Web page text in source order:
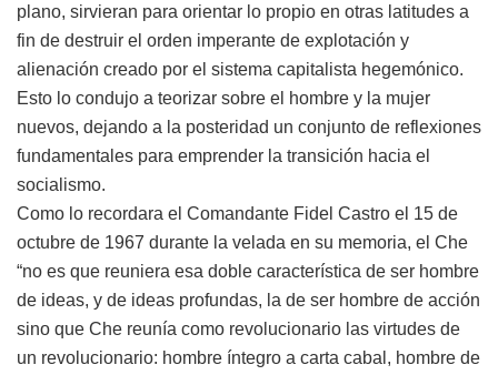
plano, sirvieran para orientar lo propio en otras latitudes a
fin de destruir el orden imperante de explotación y
alienación creado por el sistema capitalista hegemónico.
Esto lo condujo a teorizar sobre el hombre y la mujer
nuevos, dejando a la posteridad un conjunto de reflexiones
fundamentales para emprender la transición hacia el
socialismo.
Como lo recordara el Comandante Fidel Castro el 15 de
octubre de 1967 durante la velada en su memoria, el Che
“no es que reuniera esa doble característica de ser hombre
de ideas, y de ideas profundas, la de ser hombre de acción
sino que Che reunía como revolucionario las virtudes de
un revolucionario: hombre íntegro a carta cabal, hombre de